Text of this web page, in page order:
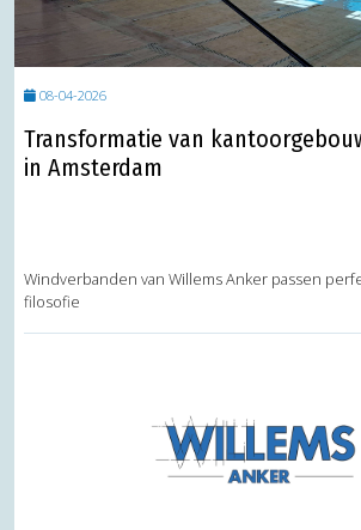
08-04-2026
Transformatie van
in Amsterdam
Windverbanden van Willems Anker passen
filosofie